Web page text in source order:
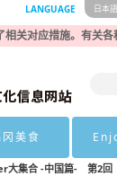
关对应措施。有关各
LANGUAGE 日本語
美食
大集合 -中国篇- 第2